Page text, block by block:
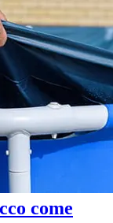
come